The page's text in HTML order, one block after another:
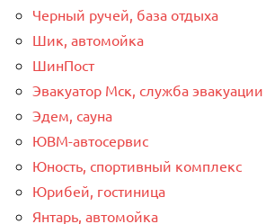
Черный ручей, база отдыха
Шик, автомойка
ШинПост
Эвакуатор Мск, служба
Эдем, сауна
ЮВМ-автосервис
Юность, спортивный комплекс
Юрибей, гостиница
Янтарь, автомойка